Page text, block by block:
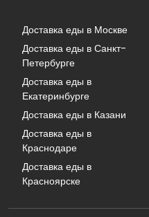
Доставка еды в Москве
Доставка еды в Санкт-
Петербурге
Доставка еды в
Екатеринбурге
Доставка еды в Казани
Доставка еды в
Краснодаре
Доставка еды в
Красноярске